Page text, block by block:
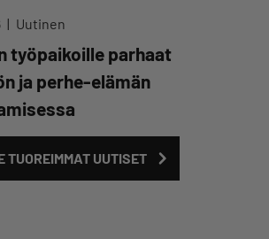
Uutinen
työpaikoille parhaat
ja perhe-elämän
TUOREIMMAT UUTISET